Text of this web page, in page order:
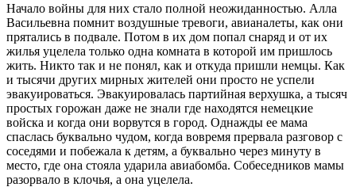
Начало войны для них стало полной неожиданностью. Алла
Васильевна помнит воздушные тревоги, авианалеты, как они
прятались в подвале. Потом в их дом попал снаряд и от их
жилья уцелела только одна комната в которой им пришлось
жить. Никто так и не понял, как и откуда пришли немцы. Как
и тысячи других мирных жителей они просто не успели
эвакуироваться. Эвакуировалась партийная верхушка, а тысяч
простых горожан даже не знали где находятся немецкие
войска и когда они ворвутся в город. Однажды ее мама
спаслась буквально чудом, когда вовремя прервала разговор с
соседями и побежала к детям, а буквально через минуту в
место, где она стояла ударила авиабомба. Собеседников мамы
разорвало в клочья, а она уцелела.